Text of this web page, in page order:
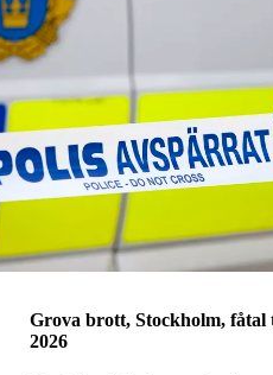
Grova brott, Stockholm, fåtal
2026